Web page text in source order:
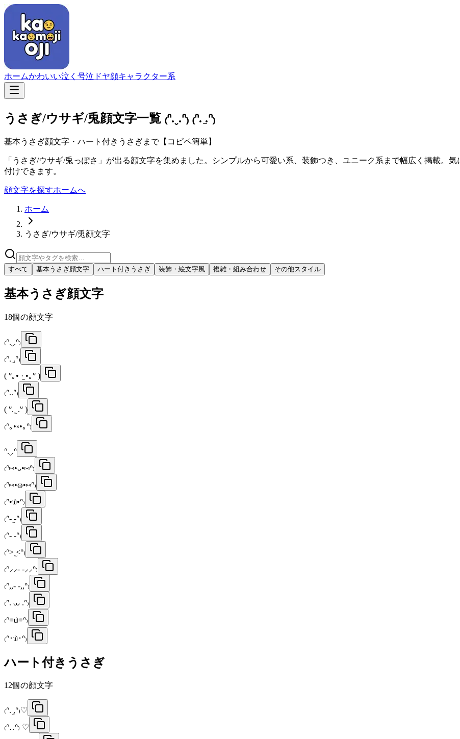
ホームかわいい泣く 号泣 ドヤ顔キャラクター系
うさぎ/ウサギ/兎顔文字一覧 ₍ᐢ.ˬ.ᐢ₎ ₍ᐢ. ̫.ᐢ₎
基本うさぎ顔文字・ハート付きうさぎまで【コピペ簡単】
「うさぎ/ウサギ/兎っぽさ」が出る顔文字を集めました。シンプルから可愛い系、装飾つき、ユニーク系まで幅広く掲載。
付けできます。
顔文字を探すホームへ
ホーム
うさぎ/ウサギ/兎顔文字
すべて 基本うさぎ顔文字 ハート付きうさぎ 装飾・絵文字風 複雑・組み合わせ その他スタイル
基本うさぎ顔文字
18個の顔文字
₍ᐢ.ˬ.ᐢ₎
₍ᐢ. ̫.ᐢ₎
( ᐡ｡• ·̫ •｡ᐡ )
₍ᐢ..ᐢ₎
( ᐡ. ̫ .ᐡ )
₍ᐢ｡•༝•｡ᐢ₎
ᐢ.ˬ.ᐢ
₍ᐢ⑅•ᴗ•⑅ᐢ₎
₍ᐢ⑅•ω•⑅ᐢ₎
₍ᐢ•௰•ᐢ₎
₍ᐢ- ̫-ᐢ₎
₍ᐢ- -ᐢ₎
₍ᐢ> ̫<ᐢ₎
₍ᐢ⸝⸝- -⸝⸝ᐢ₎
₍ᐢ,,- -,,ᐢ₎
₍ᐢ. ⩊ .ᐢ₎
₍ᐢ⌯௰⌯ᐢ₎
₍ᐢ･௰･ᐢ₎
ハート付きうさぎ
12個の顔文字
₍ᐢ. ̫.ᐢ₎♡
₍ᐢ‥ᐢ₎ ♡